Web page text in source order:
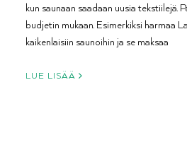
kun saunaan saadaan uusia tekstiilejä.
budjetin mukaan. Esimerkiksi harmaa
kaikenlaisiin saunoihin ja se maksaa
LUE LISÄÄ